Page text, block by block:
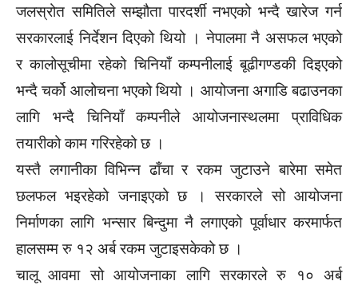
जलस्रोत समितिले सम्झौता पारदर्शी नभएको भन्दै खारेज गर्न
सरकारलाई निर्देशन दिएको थियो । नेपालमा नै असफल भएको
र कालोसूचीमा रहेको चिनियाँ कम्पनीलाई बूढीगण्डकी दिइएको
भन्दै चर्को आलोचना भएको थियो । आयोजना अगाडि बढाउनका
लागि भन्दै चिनियाँ कम्पनीले आयोजनास्थलमा प्राविधिक
तयारीको काम गरिरहेको छ ।
यस्तै लगानीका विभिन्न ढाँचा र रकम जुटाउने बारेमा समेत
छलफल भइरहेको जनाइएको छ । सरकारले सो आयोजना
निर्माणका लागि भन्सार बिन्दुमा नै लगाएको पूर्वाधार करमार्फत
हालसम्म रु १२ अर्ब रकम जुटाइसकेको छ ।
चालू आवमा सो आयोजनाका लागि सरकारले रु १० अर्ब